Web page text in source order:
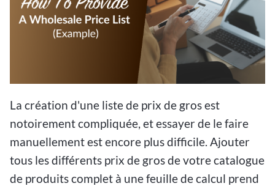
La création d'une liste de prix de gros est
notoirement compliquée, et essayer de le faire
manuellement est encore plus difficile. Ajouter
tous les différents prix de gros de votre catalogue
de produits complet à une feuille de calcul prend